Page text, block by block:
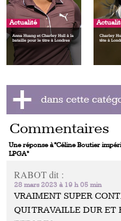
Actualité
Anna Huang et Charley Hull à la
bataille pour le titre à Londres
Charley
tête à
Commentaires
Une réponse à “Céline Boutier
LPGA”
RABOTdit :
28 mars 2023 à 19 h 05 min
VRAIMENT SUPER
QUI TRAVAILLE DUR ET